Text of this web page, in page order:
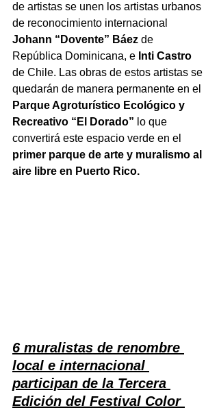
de artistas se unen los artistas urbanos
de reconocimiento internacional
Johann “Dovente” Báez de
República Dominicana, e Inti Castro
de Chile. Las obras de estos artistas se
quedarán de manera permanente en el
Parque Agroturístico Ecológico y
Recreativo “El Dorado” lo que
convertirá este espacio verde en el
primer parque de arte y muralismo al
aire libre en Puerto Rico.
6 muralistas de renombre
local e internacional
participan de la Tercera
Edición del Festival Color